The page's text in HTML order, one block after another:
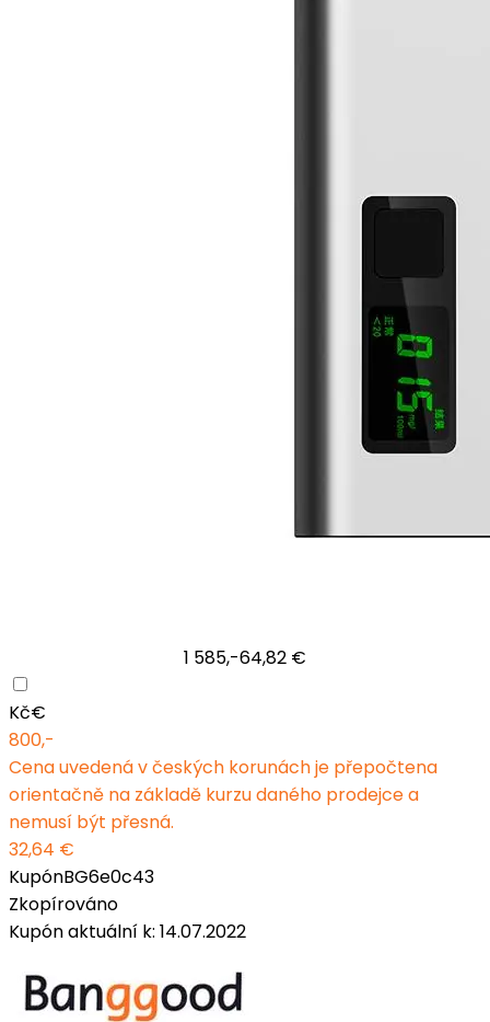
1 585,-64,82 €
Kč€
800,-
Cena uvedená v českých korunách je přepočtena
orientačně na základě kurzu daného prodejce a
nemusí být přesná.
32,64 €
KupónBG6e0c43
Zkopírováno
Kupón aktuální k: 14.07.2022